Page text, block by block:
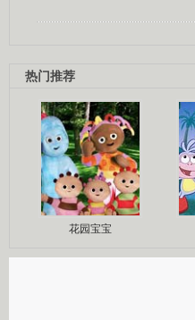
热门推荐
花园宝宝